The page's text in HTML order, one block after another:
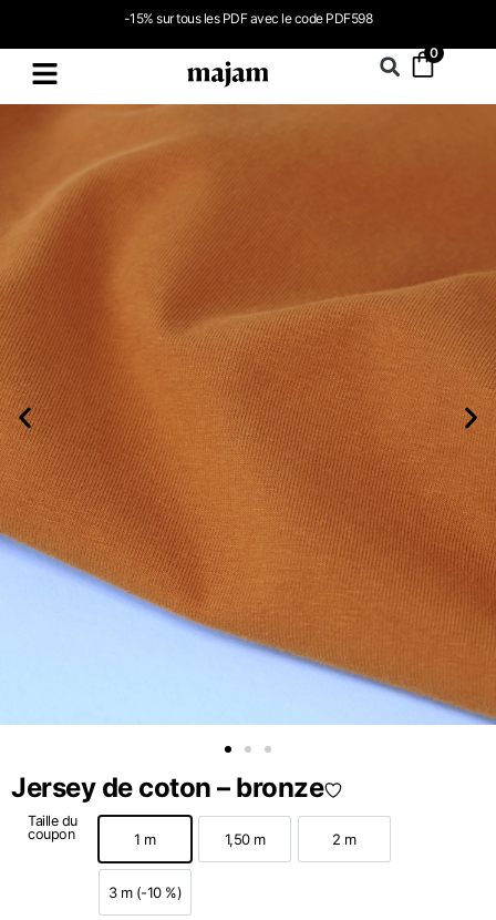
-15% sur tous les PDF avec le code PDF598
0
Jersey de coton – bronze
Taille du
coupon
1 m 1,50 m 2 m
3 m (-10 %)
3 m (-10 %)